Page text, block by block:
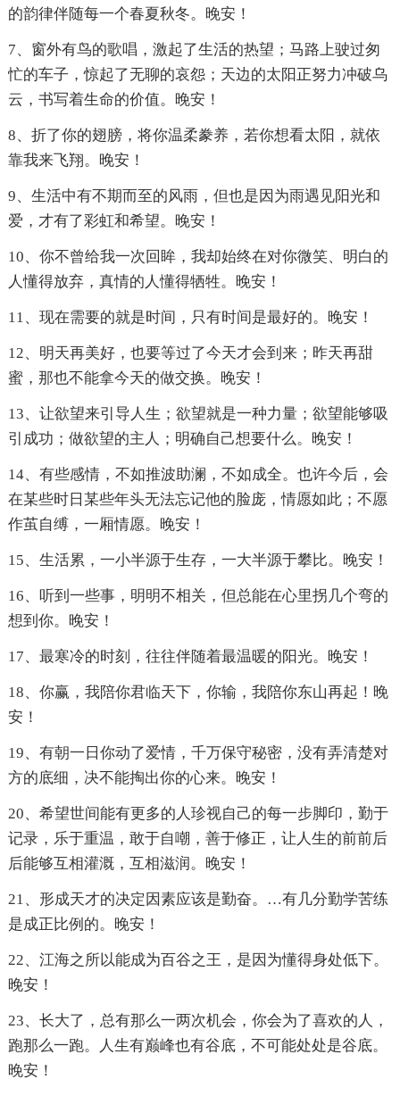
的韵律伴随每一个春夏秋冬。晚安！
7、窗外有鸟的歌唱，激起了生活的热望；马路上驶过匆
忙的车子，惊起了无聊的哀怨；天边的太阳正努力冲破乌
云，书写着生命的价值。晚安！
8、折了你的翅膀，将你温柔豢养，若你想看太阳，就依
靠我来飞翔。晚安！
9、生活中有不期而至的风雨，但也是因为雨遇见阳光和
爱，才有了彩虹和希望。晚安！
10、你不曾给我一次回眸，我却始终在对你微笑、明白的
人懂得放弃，真情的人懂得牺牲。晚安！
11、现在需要的就是时间，只有时间是最好的。晚安！
12、明天再美好，也要等过了今天才会到来；昨天再甜
蜜，那也不能拿今天的做交换。晚安！
13、让欲望来引导人生；欲望就是一种力量；欲望能够吸
引成功；做欲望的主人；明确自己想要什么。晚安！
14、有些感情，不如推波助澜，不如成全。也许今后，会
在某些时日某些年头无法忘记他的脸庞，情愿如此；不愿
作茧自缚，一厢情愿。晚安！
15、生活累，一小半源于生存，一大半源于攀比。晚安！
16、听到一些事，明明不相关，但总能在心里拐几个弯的
想到你。晚安！
17、最寒冷的时刻，往往伴随着最温暖的阳光。晚安！
18、你赢，我陪你君临天下，你输，我陪你东山再起！晚
安！
19、有朝一日你动了爱情，千万保守秘密，没有弄清楚对
方的底细，决不能掏出你的心来。晚安！
20、希望世间能有更多的人珍视自己的每一步脚印，勤于
记录，乐于重温，敢于自嘲，善于修正，让人生的前前后
后能够互相灌溉，互相滋润。晚安！
21、形成天才的决定因素应该是勤奋。…有几分勤学苦练
是成正比例的。晚安！
22、江海之所以能成为百谷之王，是因为懂得身处低下。
晚安！
23、长大了，总有那么一两次机会，你会为了喜欢的人，
跑那么一跑。人生有巅峰也有谷底，不可能处处是谷底。
晚安！